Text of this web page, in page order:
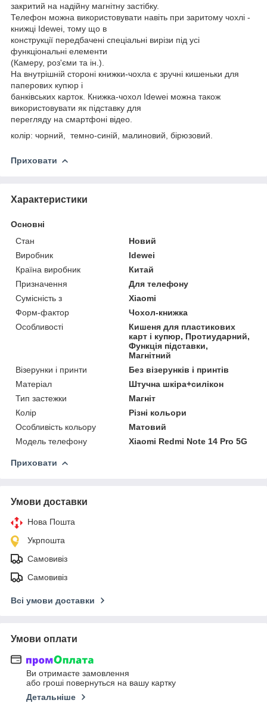
закритий на надійну магнітну застібку.
Телефон можна використовувати навіть при заритому чохлі -
книжці Idewei, тому що в
конструкції передбачені спеціальні вирізи під усі
функціональні елементи
(Камеру, роз'єми та ін.).
На внутрішній стороні книжки-чохла є зручні кишеньки для
паперових купюр і
банківських карток. Книжка-чохол Idewei можна також
використовувати як підставку для
перегляду на смартфоні відео.
колір: чорний, темно-синій, малиновий, бірюзовий.
Приховати
Характеристики
Основні
Стан
Новий
Виробник
Idewei
Країна виробник
Китай
Призначення
Для телефону
Сумісність з
Xiaomi
Форм-фактор
Чохол-книжка
Особливості
Кишеня для пластикових
карт і купюр, Протиударний,
Функція підставки,
Магнітний
Візерунки і принти
Без візерунків і принтів
Матеріал
Штучна шкіра+силікон
Тип застежки
Магніт
Колір
Різні кольори
Особливість кольору
Матовий
Модель телефону
Xiaomi Redmi Note 14 Pro 5G
Приховати
Умови доставки
Нова Пошта
Укрпошта
Самовивіз
Самовивіз
Всі умови доставки
Умови оплати
Ви отримаєте замовлення
або гроші повернуться на вашу картку
Детальніше